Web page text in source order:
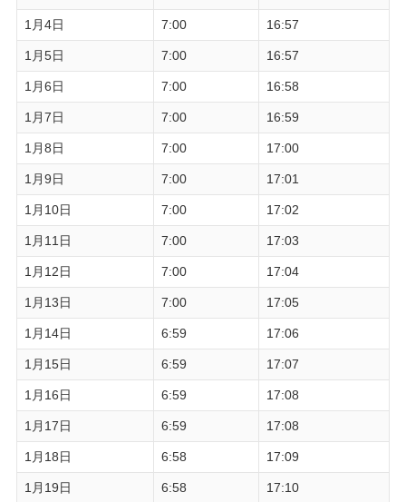
1月4日 7:00 16:57
1月5日 7:00 16:57
1月6日 7:00 16:58
1月7日 7:00 16:59
1月8日 7:00 17:00
1月9日 7:00 17:01
1月10日 7:00 17:02
1月11日 7:00 17:03
1月12日 7:00 17:04
1月13日 7:00 17:05
1月14日 6:59 17:06
1月15日 6:59 17:07
1月16日 6:59 17:08
1月17日 6:59 17:08
1月18日 6:58 17:09
1月19日 6:58 17:10